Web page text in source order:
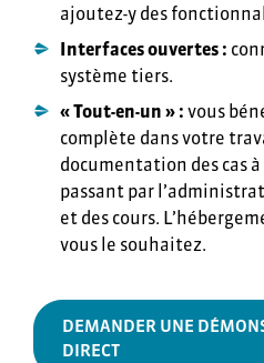
ajoutez-y des
Interfaces ouvertes :
système tiers.
« Tout-en-un » : vous
complète dans votre
documentation des cas
passant par
et des cours.
vous le souhaitez.
DEMANDER UNE
DIRECT